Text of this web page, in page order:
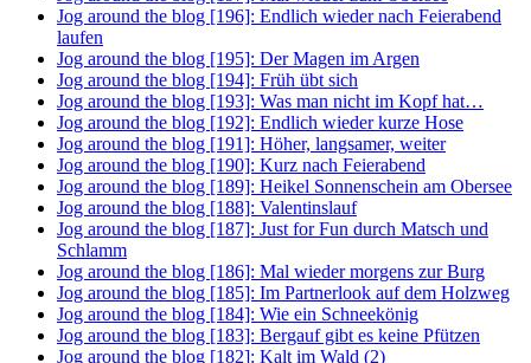
Jog around the blog [196]: Endlich wieder nach Feierabend
laufen
Jog around the blog [195]: Der Magen im Argen
Jog around the blog [194]: Früh übt sich
Jog around the blog [193]: Was man nicht im Kopf hat…
Jog around the blog [192]: Endlich wieder kurze Hose
Jog around the blog [191]: Höher, langsamer, weiter
Jog around the blog [190]: Kurz nach Feierabend
Jog around the blog [189]: Heikel Sonnenschein am Obersee
Jog around the blog [188]: Valentinslauf
Jog around the blog [187]: Just for Fun durch Matsch und
Schlamm
Jog around the blog [186]: Mal wieder morgens zur Burg
Jog around the blog [185]: Im Partnerlook auf dem Holzweg
Jog around the blog [184]: Wie ein Schneekönig
Jog around the blog [183]: Bergauf gibt es keine Pfützen
Jog around the blog [182]: Kalt im Wald (2)